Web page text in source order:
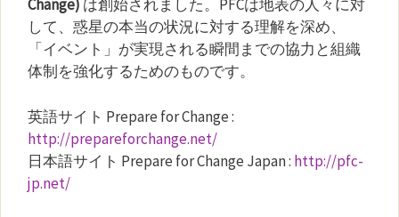
Change) は創始されました。PFCは地表の人々に対
して、惑星の本当の状況に対する理解を深め、
「イベント」が実現される瞬間までの協力と組織
体制を強化するためのものです。
英語サイト Prepare for Change :
http://prepareforchange.net/
日本語サイト Prepare for Change Japan : http://pfc-
jp.net/